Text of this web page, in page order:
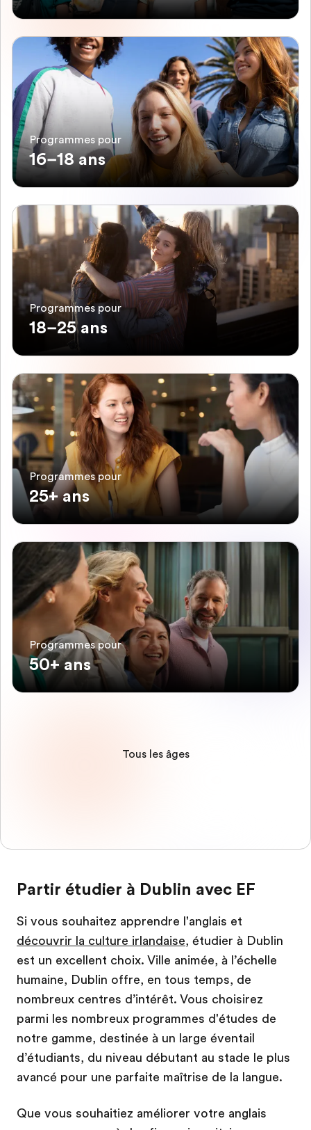
Programmes pour
16–18 ans
Programmes pour
18–25 ans
Programmes pour
25+ ans
Programmes pour
50+ ans
Tous les âges
Partir étudier à Dublin avec EF
Si vous souhaitez apprendre l'anglais et
découvrir la culture irlandaise, étudier à Dublin
est un excellent choix. Ville animée, à l’échelle
humaine, Dublin offre, en tous temps, de
nombreux centres d’intérêt. Vous choisirez
parmi les nombreux programmes d'études de
notre gamme, destinée à un large éventail
d’étudiants, du niveau débutant au stade le plus
avancé pour une parfaite maîtrise de la langue.
Que vous souhaitiez améliorer votre anglais